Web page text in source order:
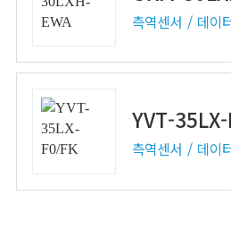
측역센서 데이
YVT-
측역센서 데이